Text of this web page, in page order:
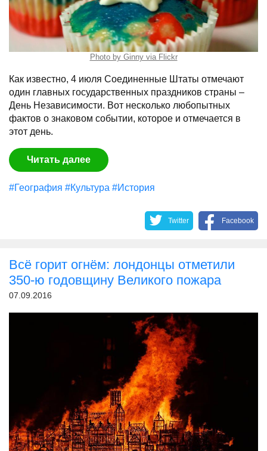
Photo by Ginny via Flickr
Как известно, 4 июля Соединенные Штаты отмечают
один главных государственных праздников страны –
День Независимости. Вот несколько любопытных
фактов о знаковом событии, которое и отмечается в
этот день.
Читать далее
#География #Культура #История
Twitter Facebook
Всё горит огнём: лондонцы отметили
350-ю годовщину Великого пожара
07.09.2016